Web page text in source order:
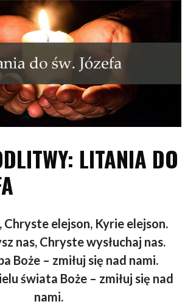
LITANIA DO
Chryste elejson, Kyrie elejson.
nas, Chryste wysłuchaj nas.
Boże – zmiłuj się nad nami.
świata Boże – zmiłuj się nad
nami.